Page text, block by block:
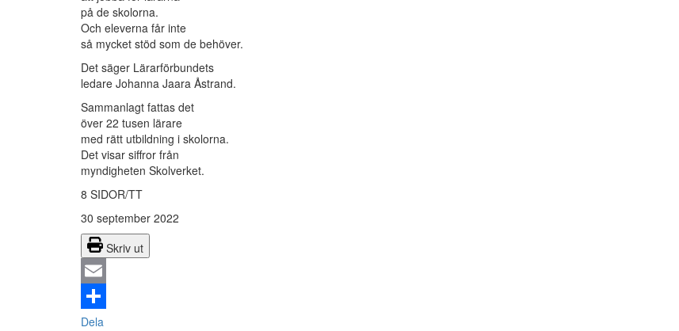
på de skolorna.
Och eleverna får inte
så mycket stöd som de behöver.
Det säger Lärarförbundets
ledare Johanna Jaara Åstrand.
Sammanlagt fattas det
över 22 tusen lärare
med rätt utbildning i skolorna.
Det visar siffror från
myndigheten Skolverket.
8 SIDOR/TT
30 september 2022
Skriv ut
Email
Dela